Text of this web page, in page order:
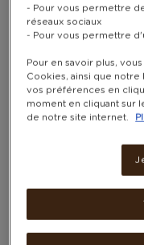
CARTE
2
- Pour vous permettre
réseaux sociaux
- Pour vous permettre
Pour en savoir plus,
Cookies, ainsi que
vos préférences en
moment en cliquant sur
de notre site internet.